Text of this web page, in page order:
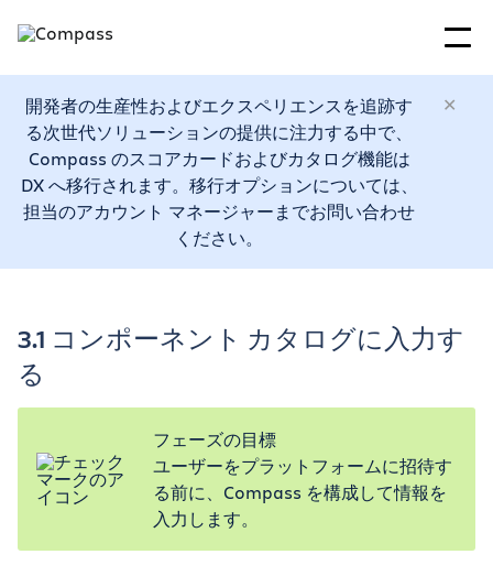
開発者の生産性およびエクスペリエンスを追跡す
る次世代ソリューションの提供に注力する中で、
Compass のスコアカードおよびカタログ機能は
DX へ移行されます。移行オプションについては、
担当のアカウント マネージャーまでお問い合わせ
ください。
3.1 コンポーネント カタログに入力す
る
フェーズの目標
ユーザーをプラットフォームに招待す
る前に、Compass を構成して情報を
入力します。